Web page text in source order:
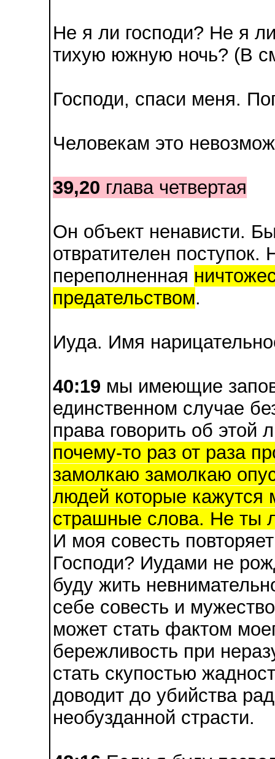
Не я ли господи? Не я
тихую южную ночь? (В
Господи, спаси меня.
Человекам это
39,20 глава четвертая
Он объект ненависти.
отвратителен
переполненная
предательством.
Иуда. Имя
40:19 мы имеющие
единственном случае
права говорить об этой
почему-то раз от раза
замолкаю замолкаю
людей которые кажутся
страшные слова. Не ты
И моя совесть
Господи? Иудами не
буду жить
себе совесть и
может стать фактом
бережливость при
стать скупостью
доводит до убийства
необузданной страсти.